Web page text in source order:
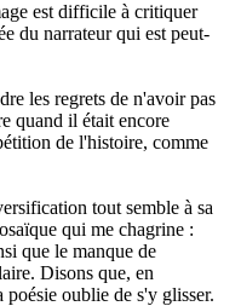
est difficile à critiquer
du narrateur qui est peut-
les regrets de n'avoir pas
quand il était encore
de l'histoire, comme
tout semble à sa
qui me chagrine :
que le manque de
Disons que, en
poésie oublie de s'y glisser.